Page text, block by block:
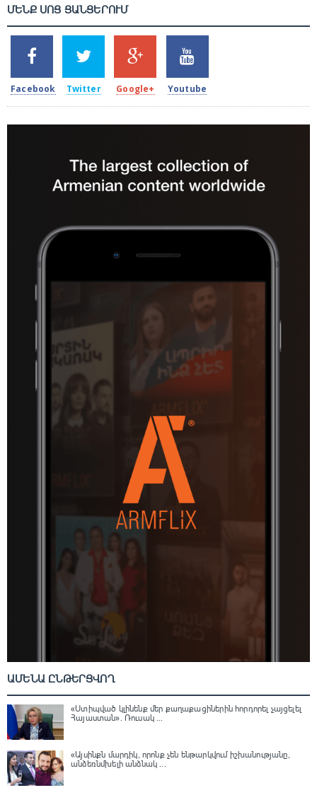
ՄԵՆՔ ՍՈՑ ՑԱՆՑԵՐՈՒՄ
2k
SHARES
Facebook
1.5k
TWEETS
Twitter
203
SHARES
Google+
620
SHARES
Youtube
ԱՄԵՆԱ ԸՆԹԵՐՑՎՈՂ
«Ստիպված կլինենք մեր քաղաքացիներին հորդորել չայցելել
Հայաստան»․ Ռուսակ ...
«Այսինքն մարդիկ, որոնք չեն ենթարկվում իշխանությանը,
անձեռնմխելի անձնակ ...